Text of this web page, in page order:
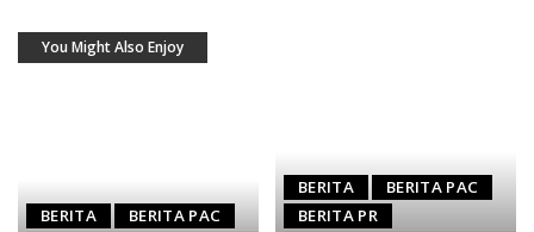
You Might Also Enjoy
BERITA
BERITA PAC
BERITA
BERITA PAC
BERITA PR